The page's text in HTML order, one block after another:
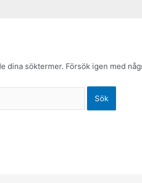
dina söktermer. Försök igen med